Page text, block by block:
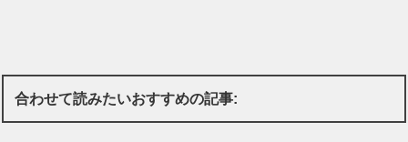
合わせて読みたいおすすめの記事: